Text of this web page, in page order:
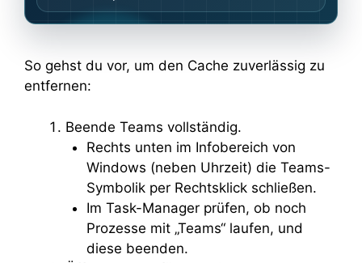
So gehst du vor, um den Cache zuverlässig zu
entfernen:
Beende Teams vollständig.
Rechts unten im Infobereich von
Windows (neben Uhrzeit) die Teams-
Symbolik per Rechtsklick schließen.
Im Task-Manager prüfen, ob noch
Prozesse mit „Teams“ laufen, und
diese beenden.